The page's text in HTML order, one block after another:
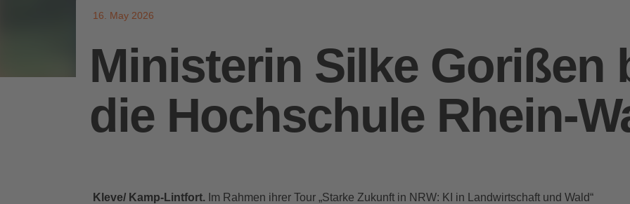
16. May 2026
Ministerin Silke Gorißen
die Hochschule Rhein-
Kleve/ Kamp-Lintfort. Im Rahmen ihrer Tour „Starke Zukunft in NRW: KI in Landwirtschaft und Wald“